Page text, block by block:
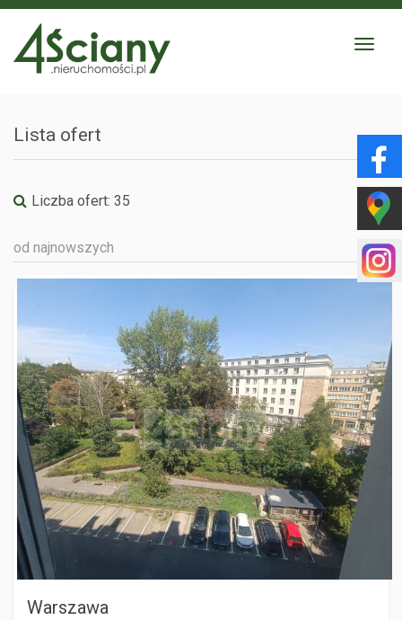
Toggle
Lista ofert
Liczba ofert: 35
od najnowszych
Warszawa